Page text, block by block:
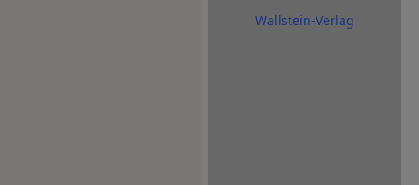
Wallstein-Verlag